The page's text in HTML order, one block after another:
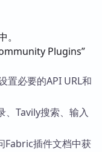
Plugins”
置必要的API URL和
、Tavily搜索、输入
Fabric插件文档中获